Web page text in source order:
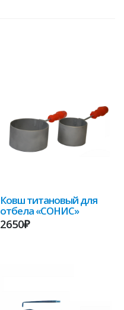
Ковш титановый для
отбела «СОНИС»
2650₽